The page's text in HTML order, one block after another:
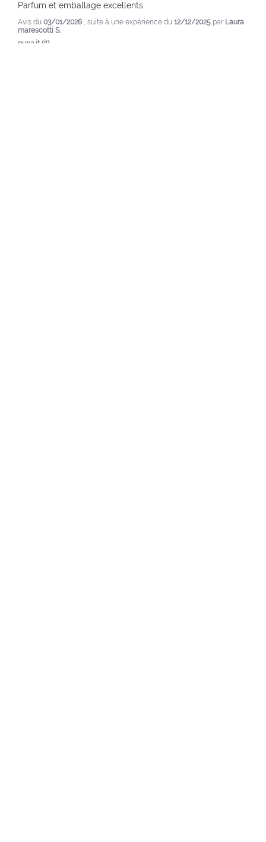
Parfum et emballage excellents
Avis du 03/01/2026 , suite à une expérience du 12/12/2025 par Laura
marescotti S.
pupa.it (it)